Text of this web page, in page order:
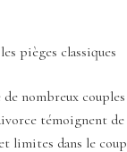
pièges classiques
nombreux couples
témoignent
limites dans le